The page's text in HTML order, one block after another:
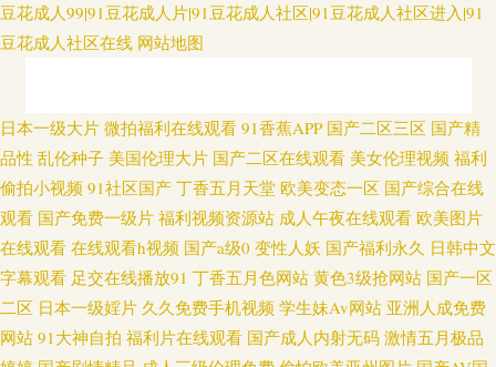
豆花成人99|91豆花成人片|91豆花成人社区|91豆花成人社区进入|91
豆花成人社区在线 网站地图
欧美男女性生活 国产剧情陈可心 午夜黄色三级 91在线色情电影 白丝美女后
入内射 岛国VA 黄色网址国产偷 麻豆传媒吴梦梦 日本色资源 日韩激情文学
花官网入口 免费成人福利 深夜寂寞影院 91次元网页登录 91小视频 Av91自拍
成人永久 国产在线骚货群p 欧美成人午夜精品 日韩欧美wwww 亚洲另类调教
日本一级大片 微拍福利在线观看 91香蕉APP 国产二区三区 国产精
品性 乱伦种子 美国伦理大片 国产二区在线观看 美女伦理视频 福利
偷拍小视频 91社区国产 丁香五月天堂 欧美变态一区 国产综合在线
观看 国产免费一级片 福利视频资源站 成人午夜在线观看 欧美图片
在线观看 在线观看h视频 国产a级0 变性人妖 国产福利永久 日韩中文
字幕观看 足交在线播放91 丁香五月色网站 黄色3级抢网站 国产一区
二区 日本一级婬片 久久免费手机视频 学生妹Av网站 亚洲人成免费
网站 91大神自拍 福利片在线观看 国产成人内射无码 激情五月极品